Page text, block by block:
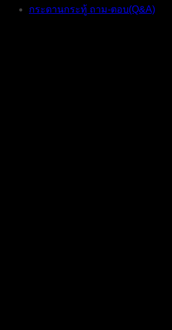
กระดานกระทู้ ถาม-ตอบ(Q&A)